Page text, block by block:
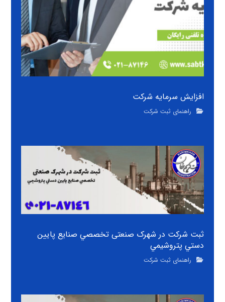
افزایش سرمایه شرکت
راهنمای ثبت شرکت
ثبت شرکت در شهرک صنعتی تخصصي صنايع پايين
دستي پتروشيمي
راهنمای ثبت شرکت